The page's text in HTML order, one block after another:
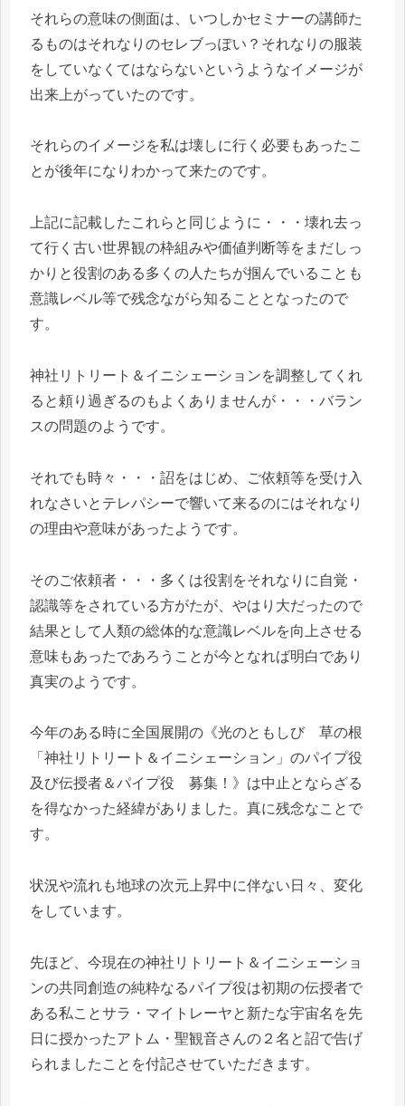
それらの意味の側面は、いつしかセミナーの講師た
るものはそれなりのセレブっぽい？それなりの服装
をしていなくてはならないというようなイメージが
出来上がっていたのです。
それらのイメージを私は壊しに行く必要もあったこ
とが後年になりわかって来たのです。
上記に記載したこれらと同じように・・・壊れ去っ
て行く古い世界観の枠組みや価値判断等をまだしっ
かりと役割のある多くの人たちが掴んでいることも
意識レベル等で残念ながら知ることとなったので
す。
神社リトリート＆イニシェーションを調整してくれ
ると頼り過ぎるのもよくありませんが・・・バラン
スの問題のようです。
それでも時々・・・詔をはじめ、ご依頼等を受け入
れなさいとテレパシーで響いて来るのにはそれなり
の理由や意味があったようです。
そのご依頼者・・・多くは役割をそれなりに自覚・
認識等をされている方がたが、やはり大だったので
結果として人類の総体的な意識レベルを向上させる
意味もあったであろうことが今となれば明白であり
真実のようです。
今年のある時に全国展開の《光のともしび 草の根
「神社リトリート＆イニシェーション」のパイプ役
及び伝授者＆パイプ役 募集！》は中止とならざる
を得なかった経緯がありました。真に残念なことで
す。
状況や流れも地球の次元上昇中に伴ない日々、変化
をしています。
先ほど、今現在の神社リトリート＆イニシェーショ
ンの共同創造の純粋なるパイプ役は初期の伝授者で
ある私ことサラ・マイトレーヤと新たな宇宙名を先
日に授かったアトム・聖観音さんの２名と詔で告げ
られましたことを付記させていただきます。